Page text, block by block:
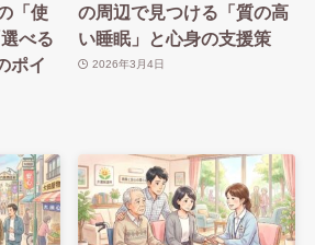
「使
べる
ポイ
の周辺で見つける「質の高
い睡眠」と心身の支援策
2026年3月4日